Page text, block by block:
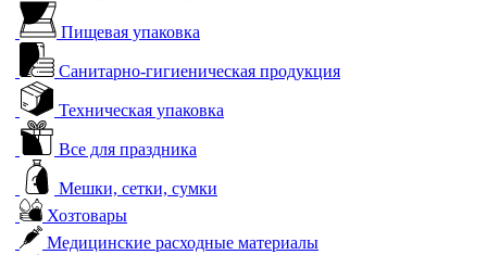
Пищевая упаковка
Санитарно-гигиеническая продукция
Техническая упаковка
Все для праздника
Мешки, сетки, сумки
Хозтовары
Медицинские расходные материалы